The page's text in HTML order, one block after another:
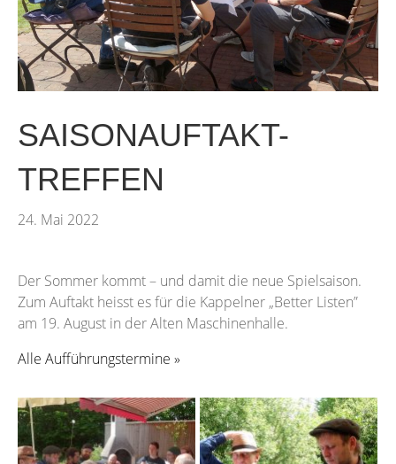
SAISONAUFTAKT-
TREFFEN
24. Mai 2022
Der Sommer kommt – und damit die neue Spielsaison.
Zum Auftakt heisst es für die Kappelner „Better Listen”
am 19. August in der Alten Maschinenhalle.
Alle Aufführungstermine »